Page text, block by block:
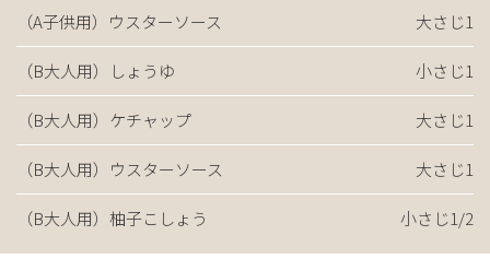
（A子供用）ウスターソース 大さじ1
（B大人用）しょうゆ 小さじ1
（B大人用）ケチャップ 大さじ1
（B大人用）ウスターソース 大さじ1
（B大人用）柚子こしょう 小さじ1/2